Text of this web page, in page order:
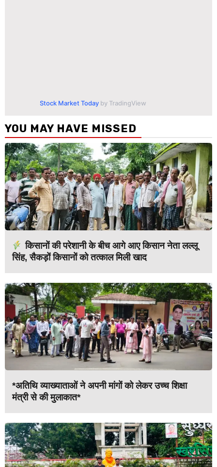
Stock Market Today by TradingView
YOU MAY HAVE MISSED
किसानों की परेशानी के बीच आगे आए किसान नेता लल्लू
सिंह, सैकड़ों किसानों को तत्काल मिली खाद
*अतिथि व्याख्याताओं ने अपनी मांगों को लेकर उच्च शिक्षा
मंत्री से की मुलाकात*